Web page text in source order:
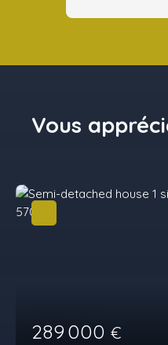
Vous
289 000 €